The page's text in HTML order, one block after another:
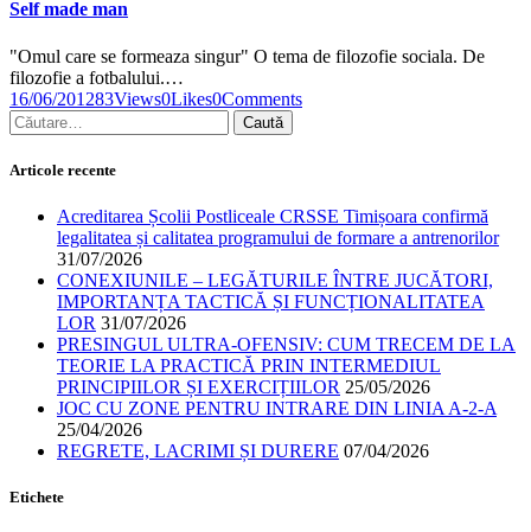
Self made man
"Omul care se formeaza singur" O tema de filozofie sociala. De
filozofie a fotbalului.…
16/06/201283Views0Likes0Comments
Caută
după:
Articole recente
Acreditarea Școlii Postliceale CRSSE Timișoara confirmă
legalitatea și calitatea programului de formare a antrenorilor
31/07/2026
CONEXIUNILE – LEGĂTURILE ÎNTRE JUCĂTORI,
IMPORTANȚA TACTICĂ ȘI FUNCȚIONALITATEA
LOR 31/07/2026
PRESINGUL ULTRA-OFENSIV: CUM TRECEM DE LA
TEORIE LA PRACTICĂ PRIN INTERMEDIUL
PRINCIPIILOR ȘI EXERCIȚIILOR 25/05/2026
JOC CU ZONE PENTRU INTRARE DIN LINIA A-2-A
25/04/2026
REGRETE, LACRIMI ȘI DURERE 07/04/2026
Etichete